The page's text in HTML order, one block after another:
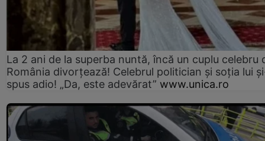
La 2 ani de la superba nuntă, încă un cuplu celebru
România divorțează! Celebrul politician și soția lui
spus adio! „Da, este adevărat” www.unica.ro